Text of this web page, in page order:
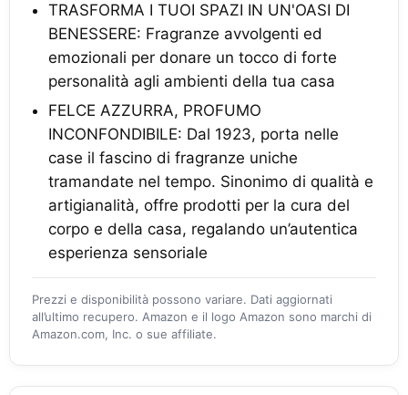
TRASFORMA I TUOI SPAZI IN UN'OASI DI
BENESSERE: Fragranze avvolgenti ed
emozionali per donare un tocco di forte
personalità agli ambienti della tua casa
FELCE AZZURRA, PROFUMO
INCONFONDIBILE: Dal 1923, porta nelle
case il fascino di fragranze uniche
tramandate nel tempo. Sinonimo di qualità e
artigianalità, offre prodotti per la cura del
corpo e della casa, regalando un’autentica
esperienza sensoriale
Prezzi e disponibilità possono variare. Dati aggiornati
all’ultimo recupero. Amazon e il logo Amazon sono marchi di
Amazon.com, Inc. o sue affiliate.